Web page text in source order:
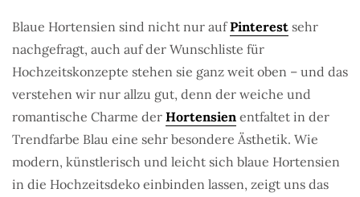
Blaue Hortensien sind nicht nur aufPinterest sehr
nachgefragt, auch auf der Wunschliste für
Hochzeitskonzepte stehen sie ganz weit oben – und das
verstehen wir nur allzu gut, denn der weiche und
romantische Charme der Hortensien entfaltet in der
Trendfarbe Blau eine sehr besondere Ästhetik. Wie
modern, künstlerisch und leicht sich blaue Hortensien
in die Hochzeitsdeko einbinden lassen, zeigt uns das